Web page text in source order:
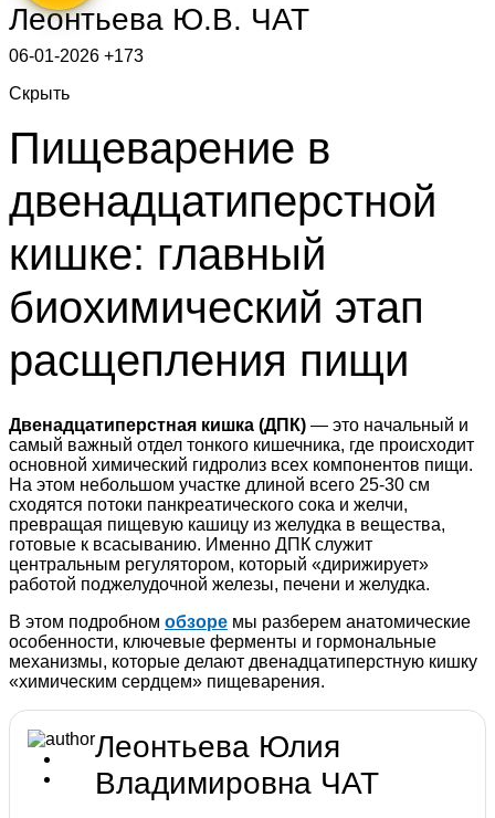
Леонтьева Ю.В. ЧАТ
06-01-2026 +173
Скрыть
Пищеварение в
двенадцатиперстной
кишке: главный
биохимический этап
расщепления пищи
Двенадцатиперстная кишка (ДПК) — это начальный и
самый важный отдел тонкого кишечника, где происходит
основной химический гидролиз всех компонентов пищи.
На этом небольшом участке длиной всего 25-30 см
сходятся потоки панкреатического сока и желчи,
превращая пищевую кашицу из желудка в вещества,
готовые к всасыванию. Именно ДПК служит
центральным регулятором, который «дирижирует»
работой поджелудочной железы, печени и желудка.
В этом подробном обзоре мы разберем анатомические
особенности, ключевые ферменты и гормональные
механизмы, которые делают двенадцатиперстную кишку
«химическим сердцем» пищеварения.
Леонтьева Юлия
Владимировна ЧАТ